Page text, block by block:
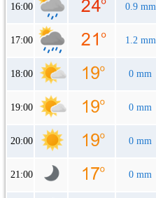
16:00 0.9 mm
17:00 1.2 mm
18:00 0 mm
19:00 0 mm
20:00 0 mm
21:00 0 mm